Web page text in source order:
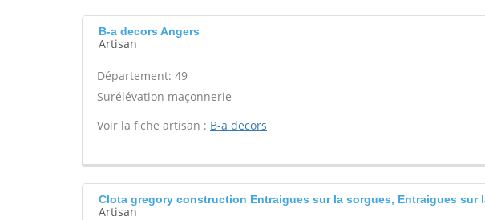
B-a decors Angers
Artisan
Département: 49
Surélévation maçonnerie -
Voir la fiche artisan : B-a decors
Clota gregory construction Entraigues sur la sorgues, Entraigues sur
Artisan